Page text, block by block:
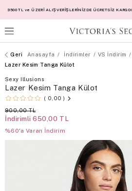
3500 TL ve ÜZERİ ALIŞVERİŞLERİNİZDE ÜCRETSİZ KARGO!
Anasayfa İndirimler VS İndirim
Lazer Kesim Tanga Külot
Sexy Illusions
Lazer Kesim Tanga Külot
0,00
900,00 TL
İndirimli 650,00 TL
%60'a Varan İndirim